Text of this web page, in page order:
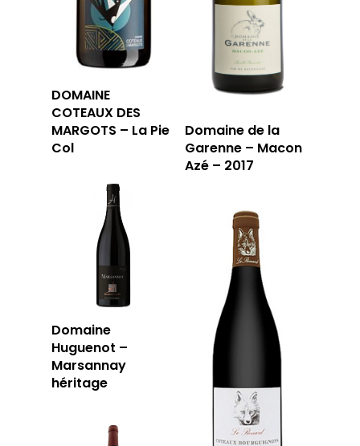
DOMAINE
COTEAUX DES
MARGOTS – La Pie
Col
Domaine de la
Garenne – Macon
Azé – 2017
Domaine
Huguenot –
Marsannay
héritage
LA CAVE
APERÇU DE NOTRE
LA TABLE
LA CARTE DU
JOUR
RÉSERVER
59 rue Grignan
T: 04 91 33 46 59